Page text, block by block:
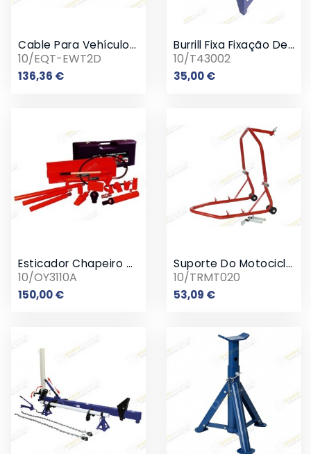
Cable Para Vehículos Eléctricos Enchufe Schuko
10/EQT-EWT2D
136,36 €Preço
Burrill Fixa Fixação De Veículos Com Catraca
10/T43002
35,00 €Preço
Esticador Chapeiro Carrocerias
10/OY3110A
150,00 €Preço
Suporte Do Motocicleta Delantero 400 Kg
10/TRMT020
53,09 €Preço